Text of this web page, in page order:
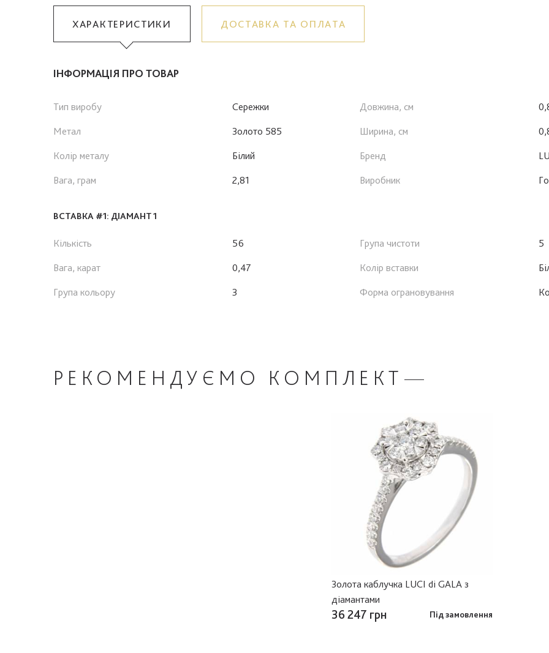
ХАРАКТЕРИСТИКИ ДОСТАВКА ТА ОПЛАТА
ІНФОРМАЦІЯ ПРО ТОВАР
Тип виробу
Сережки
Метал
Золото 585
Колір металу
Білий
Вага, грам
2,81
Довжина, см
Ширина, см
Бренд
Виробник
ВСТАВКА #1: ДІАМАНТ 1
Кількість
56
Вага, карат
0,47
Група кольору
3
Група чистоти
5
Колір вставки
Форма ограновування
РЕКОМЕНДУЄМО КОМПЛЕКТ
Золота каблучка LUCI di GALA з
діамантами
36 247 грн Під замовлення